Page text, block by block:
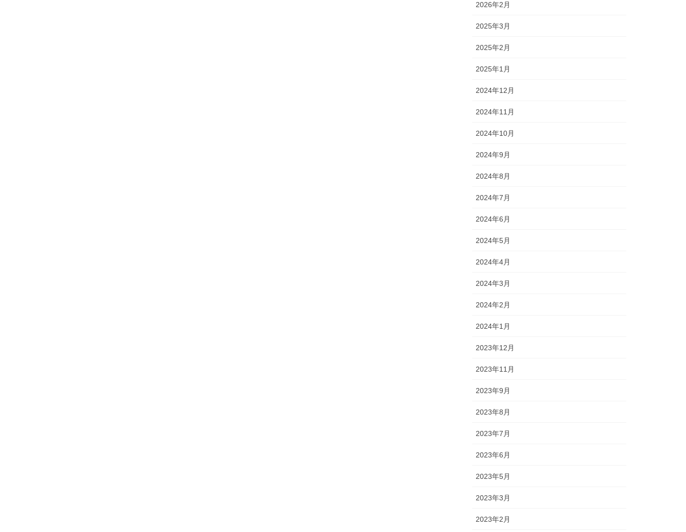
2026年2月
2025年3月
2025年2月
2025年1月
2024年12月
2024年11月
2024年10月
2024年9月
2024年8月
2024年7月
2024年6月
2024年5月
2024年4月
2024年3月
2024年2月
2024年1月
2023年12月
2023年11月
2023年9月
2023年8月
2023年7月
2023年6月
2023年5月
2023年3月
2023年2月